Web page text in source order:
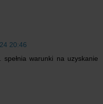
20:46
warunki na uzyskanie